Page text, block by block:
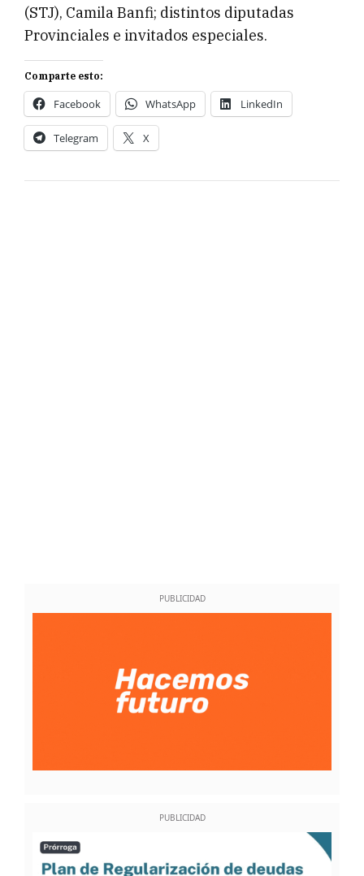
(STJ), Camila Banfi; distintos diputadas
Provinciales e invitados especiales.
Comparte esto:
Facebook WhatsApp LinkedIn
Telegram X